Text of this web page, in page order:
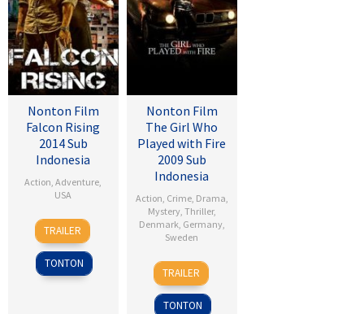
Nonton Film
Falcon Rising
2014 Sub
Indonesia
Action,Adventure,
USA
5
Sep
2014
Ernie
Barbarash
TRAILER
TONTON
Nonton Film
The Girl Who
Played with Fire
2009 Sub
Indonesia
Action, Crime, Drama,
Mystery, Thriller,
Denmark, Germany,
Sweden
18
Sep
2009
Daniel
Alfredson
TRAILER
TONTON